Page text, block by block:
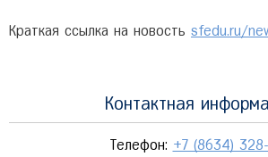
Краткая ссылка на новость sfedu.ru/
Контактная
Телефон: +7 (8634)